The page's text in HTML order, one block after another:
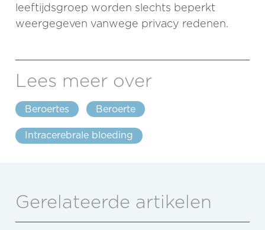
leeftijdsgroep worden slechts beperkt
weergegeven vanwege privacy redenen.
Lees meer over
Beroertes Beroerte
Intracerebrale bloeding
Gerelateerde artikelen